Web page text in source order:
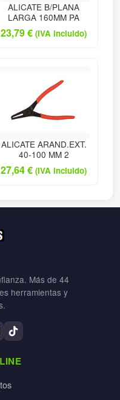
ALICATE B/PLANA
LARGA 160MM PA
23,79€ (IVA incluido)
ALICATE ARAND.EXT.
40-100 MM 2
27,64€ (IVA incluido)
Más de 44
herramientas y